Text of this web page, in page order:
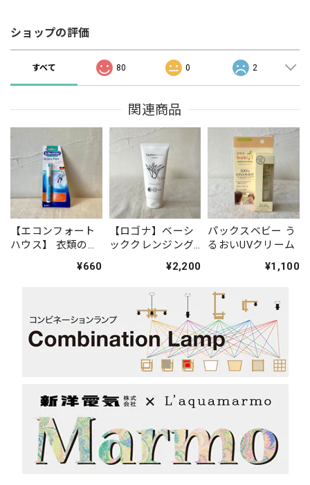
ショップの評価
すべて 80 0 2
関連商品
【エコンフォート
ハウス】 衣類のシ
¥660
【ロゴナ】ベーシ
ッククレンジング
¥2,200
パックスベビー う
るおいUVクリーム
¥1,100